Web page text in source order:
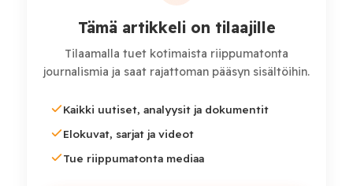
Rokotesota ja yhteiskunnan jakaminen
Tämä artikkeli on tilaajille
Tilaamalla tuet kotimaista riippumatonta
journalismia ja saat rajattoman pääsyn sisältöihin.
Kaikki uutiset, analyysit ja dokumentit
Elokuvat, sarjat ja videot
Tue riippumatonta mediaa